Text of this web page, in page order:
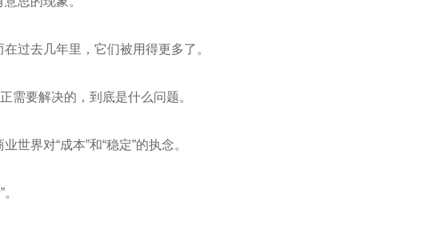
过去几年里，它们被用得更多了。
需要解决的，到底是什么问题。
世界对“成本”和“稳定”的执念。